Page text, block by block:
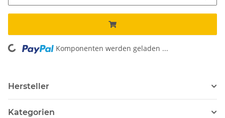
Loading... Komponenten werden geladen ...
Hersteller
Kategorien